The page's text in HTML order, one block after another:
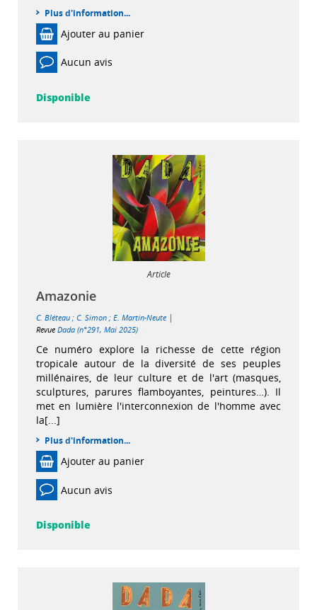
Plus d'information...
Ajouter au panier
Aucun avis
Disponible
Article
Amazonie
C. Bléteau ; C. Simon ; E. Martin-Neute |
Revue Dada (n°291, Mai 2025)
Ce numéro explore la richesse de cette région
tropicale autour de la diversité de ses peuples
millénaires, de leur culture et de l'art (masques,
sculptures, parures flamboyantes, peintures…). Il
met en lumière l'interconnexion de l'homme avec
la[...]
Plus d'information...
Ajouter au panier
Aucun avis
Disponible